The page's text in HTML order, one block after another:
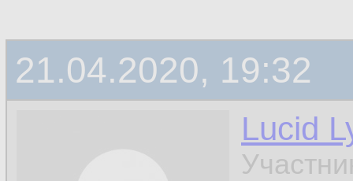
21.04.2020, 19:32
Lucid